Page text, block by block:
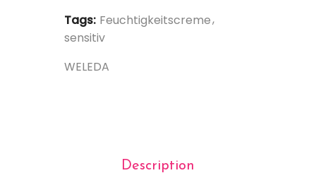
Tags: Feuchtigkeitscreme
sensitiv
WELEDA
Description